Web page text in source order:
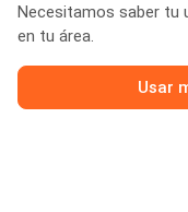
Necesitamos saber tu
en tu área.
Usar